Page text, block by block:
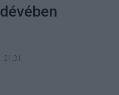
21:31